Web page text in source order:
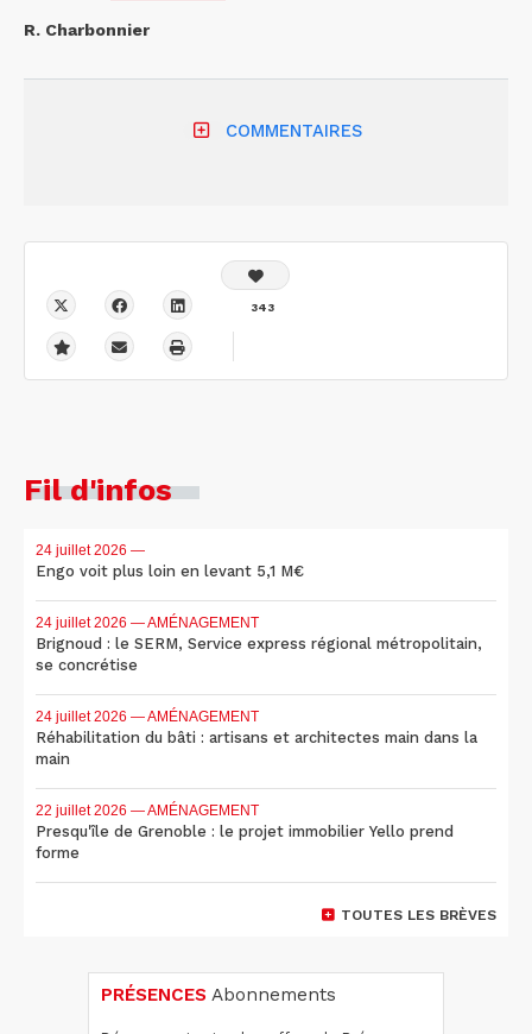
R. Charbonnier
COMMENTAIRES
343
Fil d'infos
24 juillet 2026 —
Engo voit plus loin en levant 5,1 M€
24 juillet 2026 — AMÉNAGEMENT
Brignoud : le SERM, Service express régional métropolitain,
se concrétise
24 juillet 2026 — AMÉNAGEMENT
Réhabilitation du bâti : artisans et architectes main dans la
main
22 juillet 2026 — AMÉNAGEMENT
Presqu'île de Grenoble : le projet immobilier Yello prend
forme
TOUTES LES BRÈVES
PRÉSENCES Abonnements